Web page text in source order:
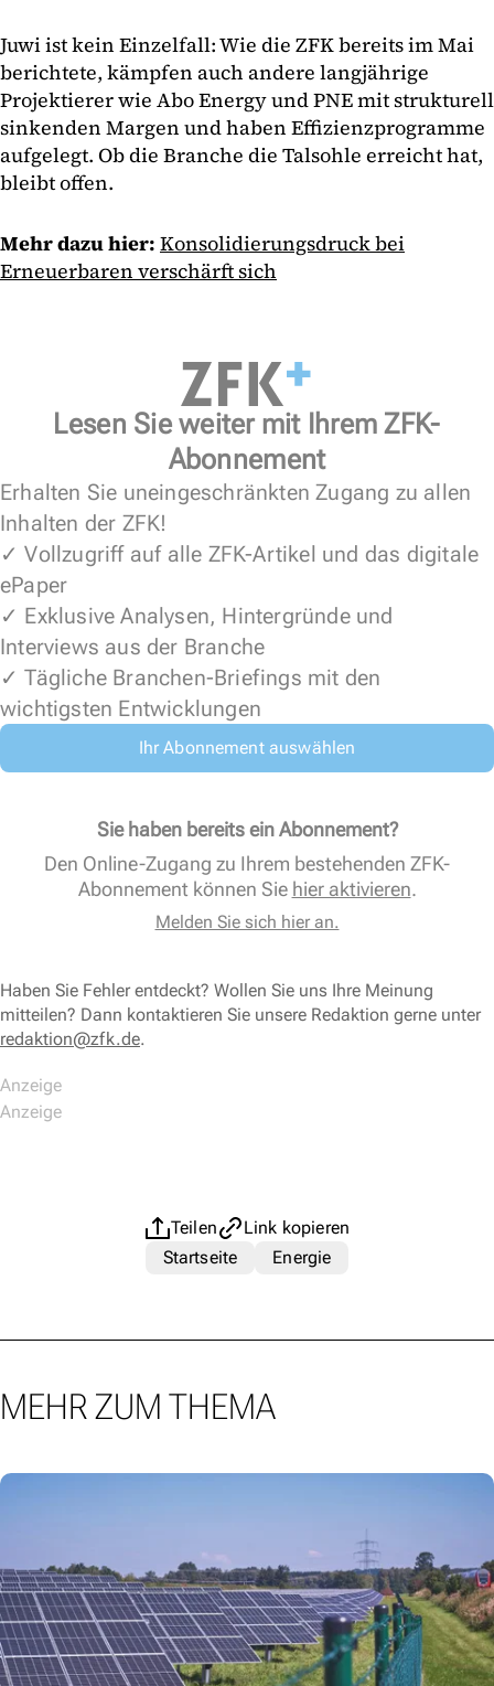
Juwi ist kein Einzelfall: Wie die ZFK bereits im Mai
berichtete, kämpfen auch andere langjährige
Projektierer wie Abo Energy und PNE mit strukturell
sinkenden Margen und haben Effizienzprogramme
aufgelegt. Ob die Branche die Talsohle erreicht hat,
bleibt offen.
Mehr dazu hier: Konsolidierungsdruck bei
Erneuerbaren verschärft sich
Lesen Sie weiter mit Ihrem ZFK-
Abonnement
Erhalten Sie uneingeschränkten Zugang zu allen
Inhalten der ZFK!
✓ Vollzugriff auf alle ZFK-Artikel und das digitale
ePaper
✓ Exklusive Analysen, Hintergründe und
Interviews aus der Branche
✓ Tägliche Branchen-Briefings mit den
wichtigsten Entwicklungen
Ihr Abonnement auswählen
Sie haben bereits ein Abonnement?
Den Online-Zugang zu Ihrem bestehenden ZFK-
Abonnement können Sie hier aktivieren.
Melden Sie sich hier an.
Haben Sie Fehler entdeckt? Wollen Sie uns Ihre Meinung
mitteilen? Dann kontaktieren Sie unsere Redaktion gerne unter
redaktion@zfk.de.
Teilen
Link kopieren
Startseite
Energie
MEHR ZUM THEMA